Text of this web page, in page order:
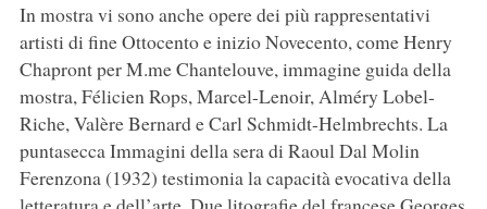
In mostra vi sono anche opere dei più rappresentativi
artisti di fine Ottocento e inizio Novecento, come Henry
Chapront per M.me Chantelouve, immagine guida della
mostra, Félicien Rops, Marcel-Lenoir, Alméry Lobel-
Riche, Valère Bernard e Carl Schmidt-Helmbrechts. La
puntasecca Immagini della sera di Raoul Dal Molin
Ferenzona (1932) testimonia la capacità evocativa della